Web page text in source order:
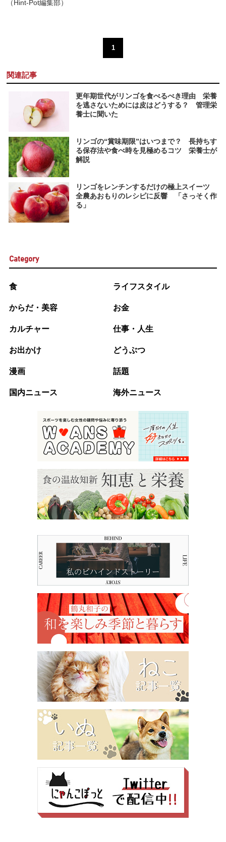
（Hint-Pot編集部）
1
関連記事
更年期世代がリンゴを食べるべき理由 栄養
を逃さないためには皮はどうする？ 管理栄
養士に聞いた
リンゴの“賞味期限”はいつまで？ 長持ちす
る保存法や食べ時を見極めるコツ 栄養士が
解説
リンゴをレンチンするだけの極上スイーツ
全農あおもりのレシピに反響 「さっそく作
る」
Category
食 ライフスタイル
からだ・美容 お金
カルチャー 仕事・人生
お出かけ どうぶつ
漫画 話題
国内ニュース 海外ニュース